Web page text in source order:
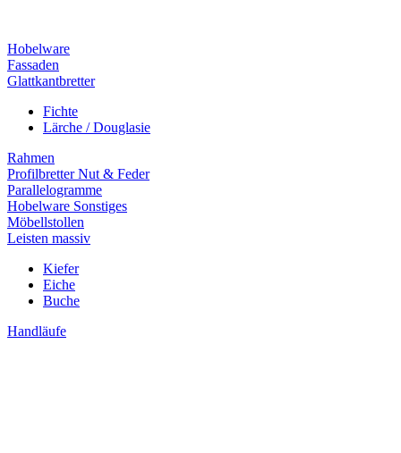
Hobelware
Fassaden
Glattkantbretter
Fichte
Lärche / Douglasie
Rahmen
Profilbretter Nut & Feder
Parallelogramme
Hobelware Sonstiges
Möbellstollen
Leisten massiv
Kiefer
Eiche
Buche
Handläufe